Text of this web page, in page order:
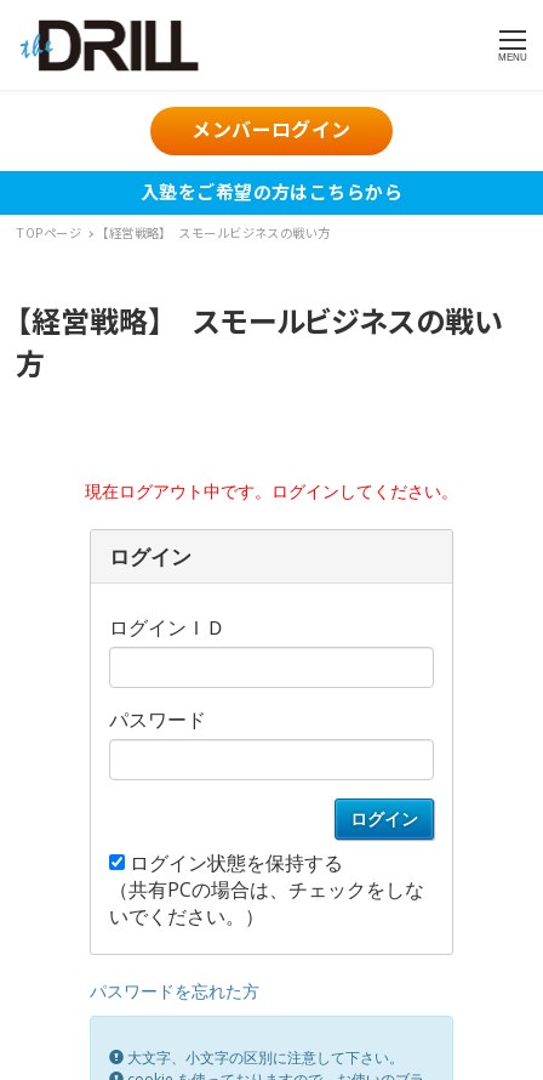
MENU
メンバーログイン
入塾をご希望の方はこちらから
TOPページ 【経営戦略】 スモールビジネスの戦い方
【経営戦略】 スモールビジネスの戦い
方